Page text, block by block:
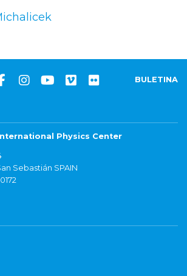
BULETINA
Physics Center
Sebastián SPAIN